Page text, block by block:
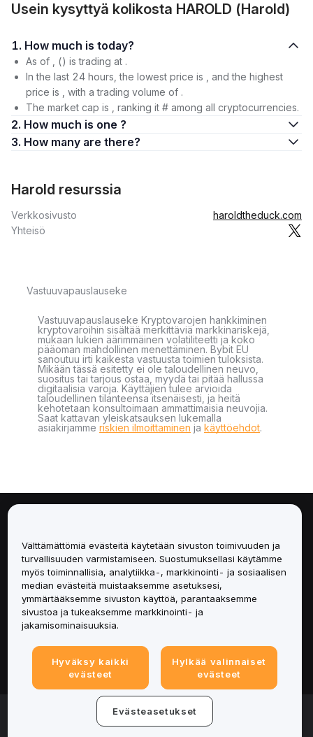
Usein kysyttyä kolikosta HAROLD (Harold)
1. How much is today?
As of , () is trading at .
In the last 24 hours, the lowest price is , and the highest
price is , with a trading volume of .
The market cap is , ranking it # among all cryptocurrencies.
2. How much is one ?
3. How many are there?
Harold resurssia
Verkkosivusto
haroldtheduck.com
Yhteisö
Vastuuvapauslauseke
Vastuuvapauslauseke Kryptovarojen hankkiminen
kryptovaroihin sisältää merkittäviä markkinariskejä,
mukaan lukien äärimmäinen volatiliteetti ja koko
pääoman mahdollinen menettäminen. Bybit EU
sanoutuu irti kaikesta vastuusta toimien tuloksista.
Mikään tässä esitetty ei ole taloudellinen neuvo,
suositus tai tarjous ostaa, myydä tai pitää hallussa
digitaalisia varoja. Käyttäjien tulee arvioida
taloudellinen tilanteensa itsenäisesti, ja heitä
kehotetaan konsultoimaan ammattimaisia neuvojia.
Saat kattavan yleiskatsauksen lukemalla
asiakirjamme riskien ilmoittaminen ja käyttöehdot.
Palvelut
Tuki
Tuotteet
Lakiasiat
© 2025-2026 Bybit.eu. Kaikki oikeudet pidätetään.
Välttämättömiä evästeitä käytetään sivuston toimivuuden ja
turvallisuuden varmistamiseen. Suostumuksellasi käytämme
myös toiminnallisia, analytiikka-, markkinointi- ja sosiaalisen
median evästeitä muistaaksemme asetuksesi,
ymmärtääksemme sivuston käyttöä, parantaaksemme
sivustoa ja tukeaksemme markkinointi- ja
jakamisominaisuuksia.
Hyväksy kaikki
evästeet
Hylkää valinnaiset
evästeet
Evästeasetukset